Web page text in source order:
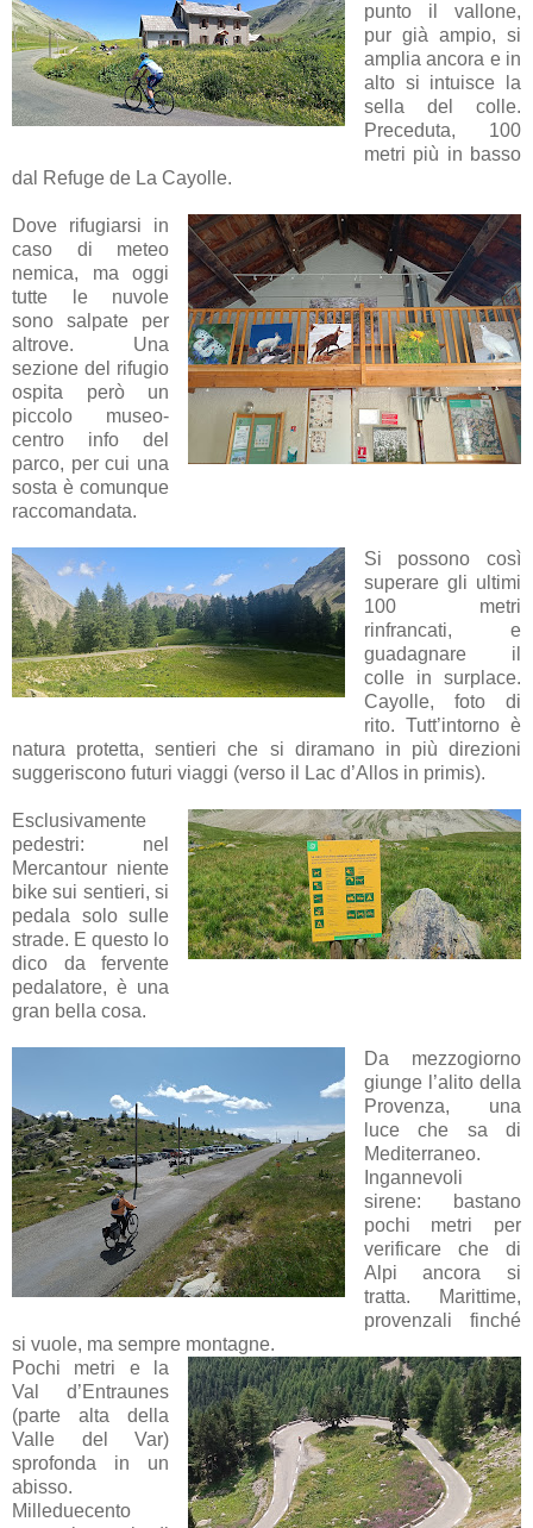
punto il vallone,
pur già ampio, si
amplia ancora e in
alto si intuisce la
sella del colle.
Preceduta, 100
metri più in basso
dal Refuge de La Cayolle.
Dove rifugiarsi in
caso di meteo
nemica, ma oggi
tutte le nuvole
sono salpate per
altrove. Una
sezione del rifugio
ospita però un
piccolo museo-
centro info del
parco, per cui una
sosta è comunque
raccomandata.
Si possono così
superare gli ultimi
100 metri
rinfrancati, e
guadagnare il
colle in surplace.
Cayolle, foto di
rito. Tutt’intorno è
natura protetta, sentieri che si diramano in più direzioni
suggeriscono futuri viaggi (verso il Lac d’Allos in primis).
Esclusivamente
pedestri: nel
Mercantour niente
bike sui sentieri, si
pedala solo sulle
strade. E questo lo
dico da fervente
pedalatore, è una
gran bella cosa.
Da mezzogiorno
giunge l’alito della
Provenza, una
luce che sa di
Mediterraneo.
Ingannevoli
sirene: bastano
pochi metri per
verificare che di
Alpi ancora si
tratta. Marittime,
provenzali finché
si vuole, ma sempre montagne.
Pochi metri e la
Val d’Entraunes
(parte alta della
Valle del Var)
sprofonda in un
abisso.
Milleduecento